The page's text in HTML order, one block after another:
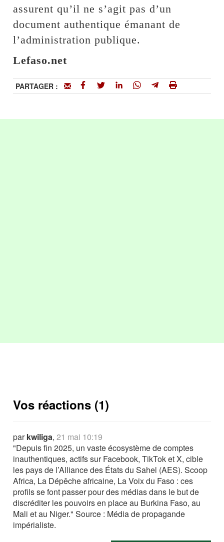
assurent qu’il ne s’agit pas d’un
document authentique émanant de
l’administration publique.
Lefaso.net
PARTAGER :
Vos réactions (1)
parkwiliga,21 mai 10:19
"Depuis fin 2025, un vaste écosystème de comptes
inauthentiques, actifs sur Facebook, TikTok et X, cible
les pays de l’Alliance des États du Sahel (AES). Scoop
Africa, ​​​La Dépêche africaine, La Voix du Faso : ces
profils se font passer pour des médias dans le but de
discréditer les pouvoirs en place au Burkina Faso, au
Mali et au Niger." Source : Média de propagande
impérialiste.